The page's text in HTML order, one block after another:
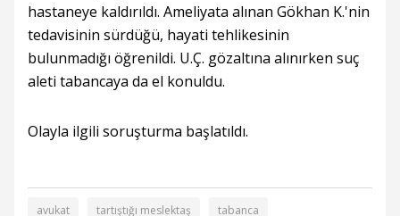
hastaneye kaldırıldı. Ameliyata alınan Gökhan K.'nin
tedavisinin sürdüğü, hayati tehlikesinin
bulunmadığı öğrenildi. U.Ç. gözaltına alınırken suç
aleti tabancaya da el konuldu.
Olayla ilgili soruşturma başlatıldı.
avukat tartıştığı meslektaş tabanca